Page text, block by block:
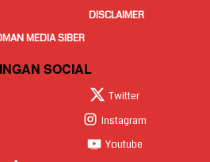
DISCLAIMER
MEDIA SIBER
SOCIAL
Twitter
Instagram
Youtube